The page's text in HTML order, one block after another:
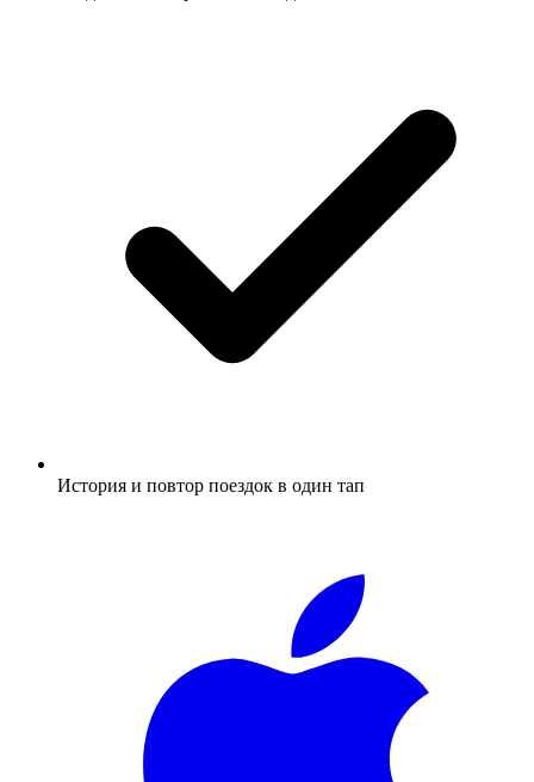
История и повтор поездок в один тап